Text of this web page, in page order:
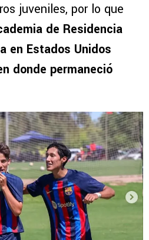
juveniles, por lo que
de Residencia
en Estados Unidos
donde permaneció